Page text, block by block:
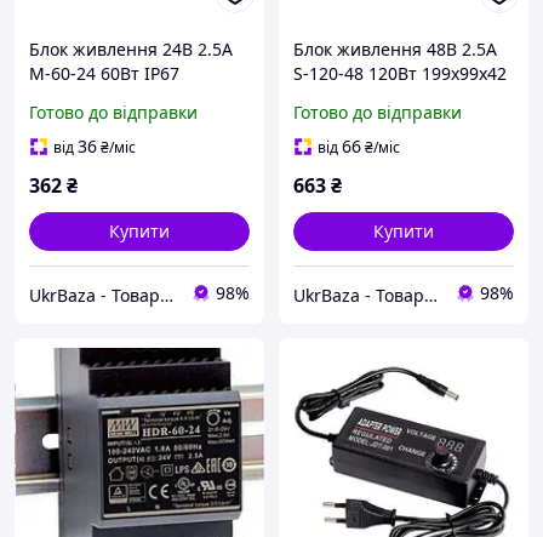
Блок живлення 24В 2.5А
M-60-24 60Вт IP67
Готово до відправки
від36₴/міс
362₴
Купити
UkrBaza - Товари для дому дозвілля та відпочинку 98%
Блок живлення 48В 2.5А
S-120-48 120Вт 199x99x42
Готово до відправки
від66₴/міс
663₴
Купити
UkrBaza - Товари для дому дозвілля та відпочинку 98%